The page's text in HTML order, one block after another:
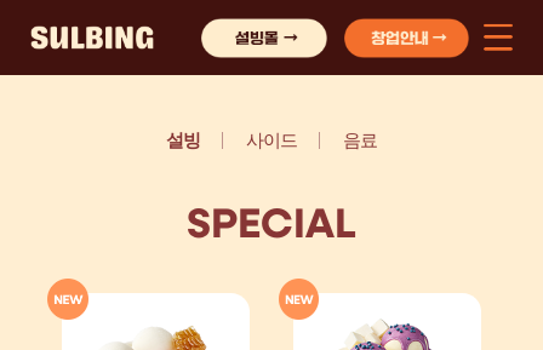
설빙 사이드 음료
SPECIAL